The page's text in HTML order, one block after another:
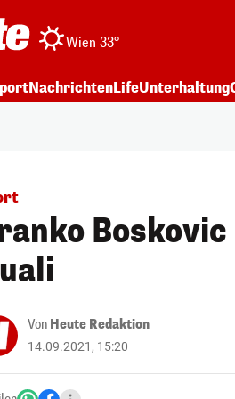
Wien 33°
NachrichtenLifeUnterhaltung
Von Heute Redaktion
14.09.2021, 15:20